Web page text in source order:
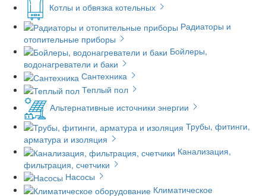
Котлы и обвязка котельных
Радиаторы и
отопительные приборы
Бойлеры,
водонагреватели и баки
Сантехника
Теплый пол
Альтернативные источники энергии
Трубы, фитинги,
арматура и изоляция
Канализация,
фильтрация, счетчики
Насосы
Климатическое